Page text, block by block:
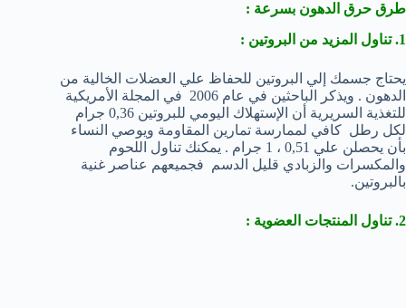
طرق حرق الدهون بسرعة :
1. تناول المزيد من البروتين :
يحتاج جسمك إلي البروتين للحفاظ علي العضلات الخالية من
الدهون . ويذكر الباحثين في عام 2006 في المجلة الأمريكية
للتغذية السريرية أن الإستهلاك اليومي للبروتين 0,36 جرام
لكل رطل كافي لممارسة تمارين المقاومة ويوصي النساء
بأن يحصلن علي 0,51 ، 1 جرام . يمكنك تناول اللحوم
والمكسرات والزبادي قليل الدسم فجميعهم عناصر غنية
بالبروتين.
2. تناول المنتجات العضوية :